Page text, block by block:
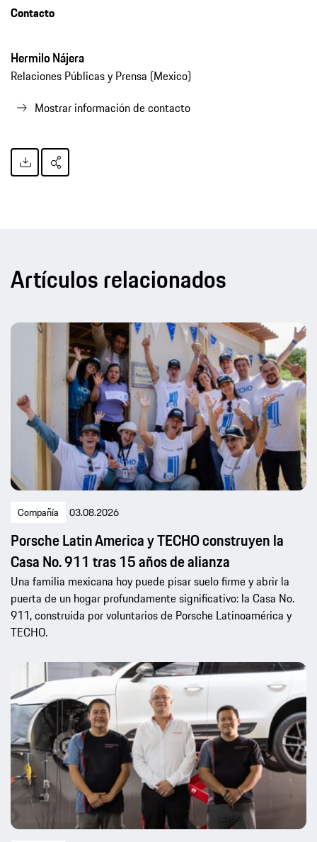
Contacto
Hermilo Nájera
Relaciones Públicas y Prensa (Mexico)
Mostrar información de contacto
Artículos relacionados
Compañía 03.08.2026
Porsche Latin America y TECHO construyen la
Casa No. 911 tras 15 años de alianza
Una familia mexicana hoy puede pisar suelo firme y abrir la
puerta de un hogar profundamente significativo: la Casa No.
911, construida por voluntarios de Porsche Latinoamérica y
TECHO.